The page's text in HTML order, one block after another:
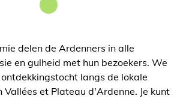
delen de Ardenners in alle
en gulheid met hun bezoekers. We
langs de lokale
et Plateau d'Ardenne. Je kunt